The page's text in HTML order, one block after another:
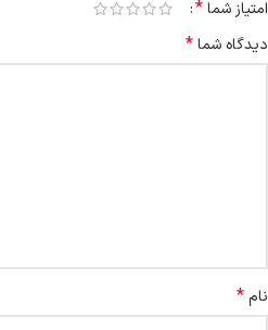
امتیاز شما*
دیدگاه شما*
نام*